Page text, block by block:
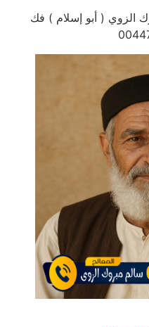
الزوي ( أبو إسلام ) فك